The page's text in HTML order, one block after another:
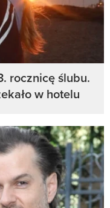
rocznicę ślubu.
w hotelu